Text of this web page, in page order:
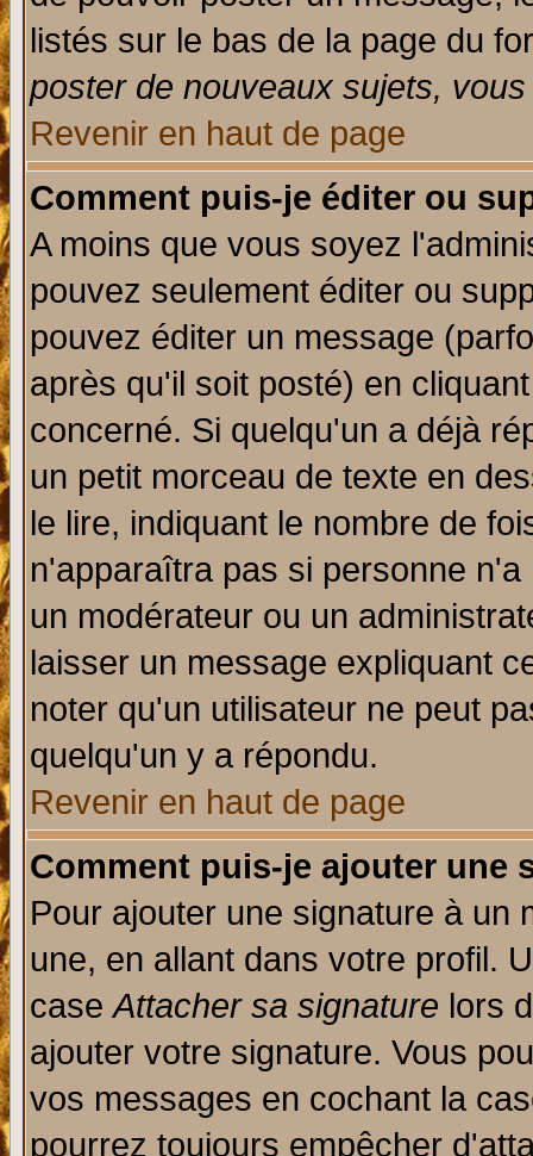
listés sur le bas de la page du
poster de nouveaux sujets,
Revenir en haut de page
Comment puis-je éditer ou
A moins que vous soyez
pouvez seulement éditer ou
pouvez éditer un message
après qu'il soit posté) en
concerné. Si quelqu'un a déjà
un petit morceau de texte en
le lire, indiquant le nombre de
n'apparaîtra pas si personne
un modérateur ou un
laisser un message expliquant
noter qu'un utilisateur ne peut
quelqu'un y a répondu.
Revenir en haut de page
Comment puis-je ajouter une
Pour ajouter une signature à un
une, en allant dans votre profil.
caseAttacher sa signature lors
ajouter votre signature. Vous
vos messages en cochant la
pourrez toujours empêcher